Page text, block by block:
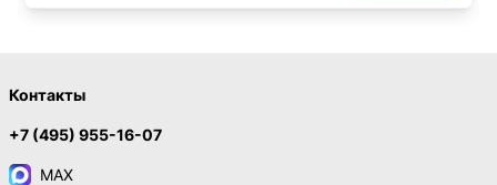
Контакты
+7 (495) 955-16-07
MAX